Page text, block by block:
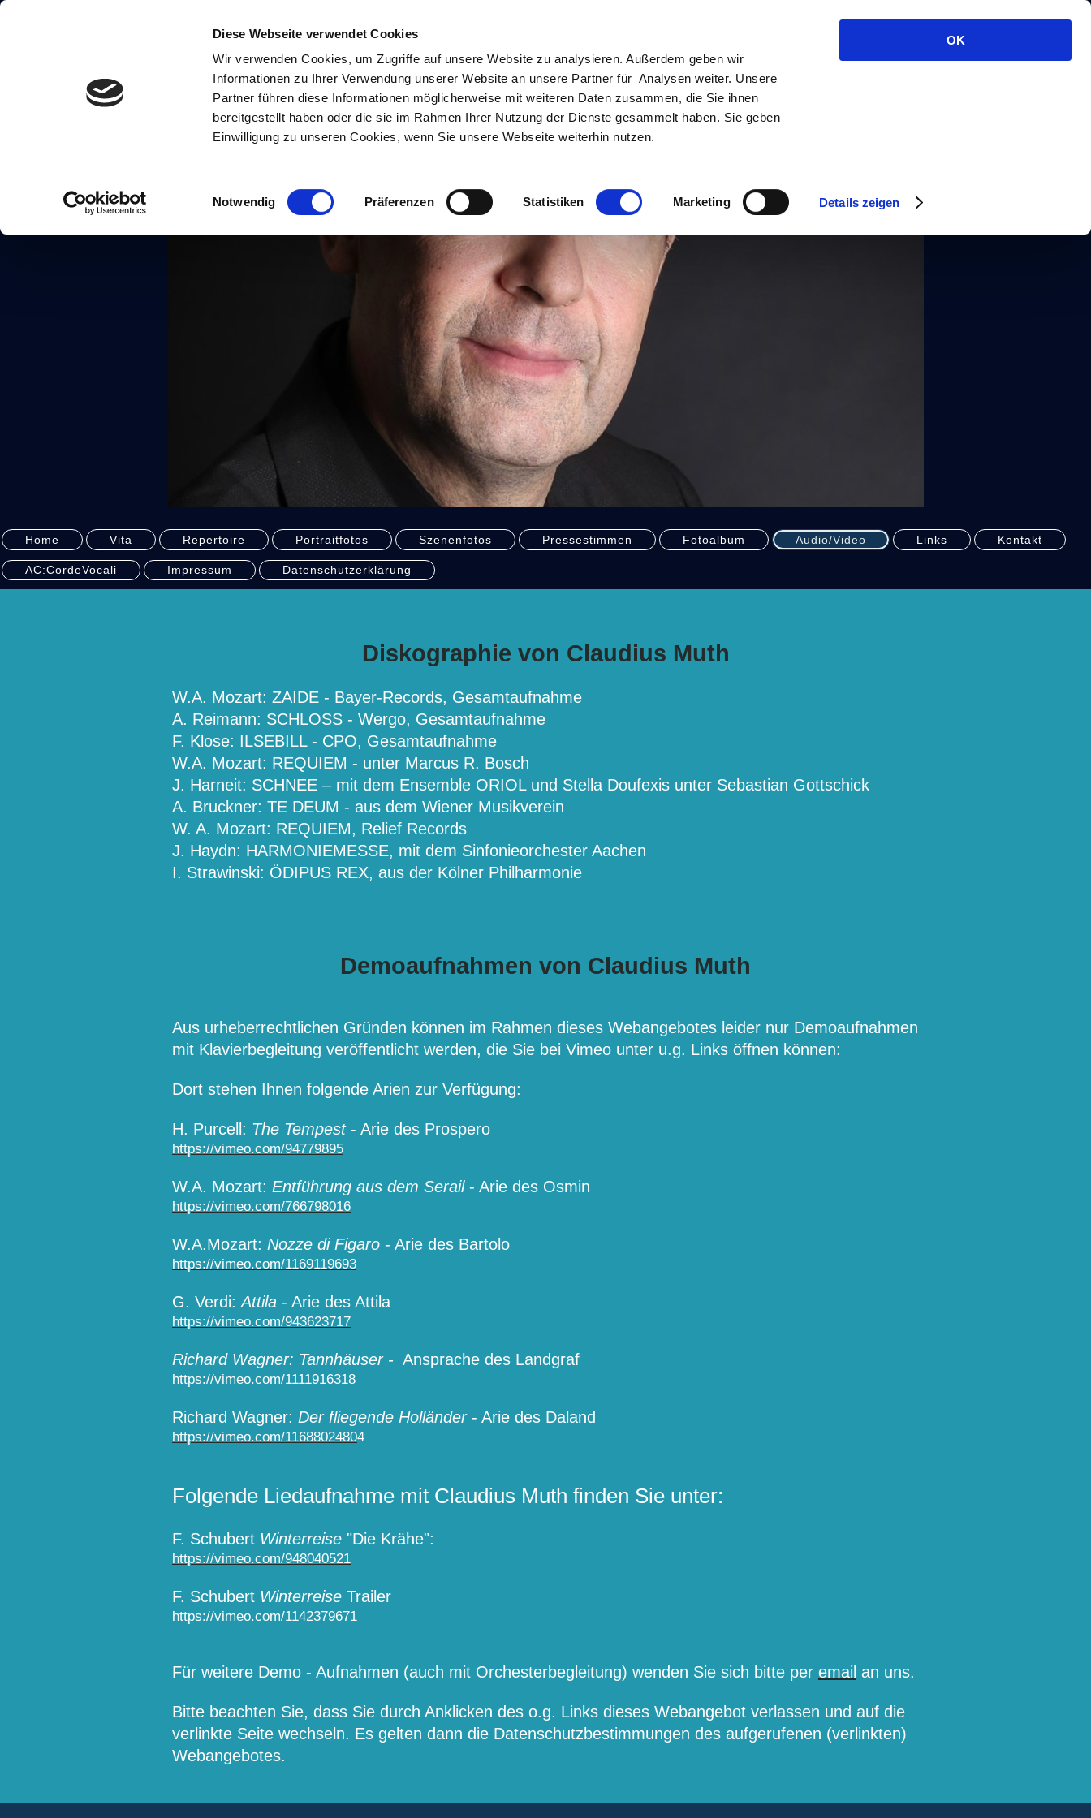
Diese Webseite verwendet Cookies
Wir verwenden Cookies, um Zugriffe auf unsere Website zu analysieren. Außerdem geben wir
Informationen zu Ihrer Verwendung unserer Website an unsere Partner für Analysen weiter. Unsere
Partner führen diese Informationen möglicherweise mit weiteren Daten zusammen, die Sie ihnen
bereitgestellt haben oder die sie im Rahmen Ihrer Nutzung der Dienste gesammelt haben. Sie geben
Einwilligung zu unseren Cookies, wenn Sie unsere Webseite weiterhin nutzen.
Einwilligungsauswahl
Notwendig Präferenzen Statistiken Marketing Details zeigen
OK
Home Vita Repertoire Portraitfotos Szenenfotos Pressestimmen Fotoalbum Audio/Video Links Kontakt
AC:CordeVocali Impressum Datenschutzerklärung
Diskographie von Claudius Muth
W.A. Mozart: ZAIDE - Bayer-Records, Gesamtaufnahme
A. Reimann: SCHLOSS - Wergo, Gesamtaufnahme
F. Klose: ILSEBILL - CPO, Gesamtaufnahme
W.A. Mozart: REQUIEM - unter Marcus R. Bosch
J. Harneit: SCHNEE – mit dem Ensemble ORIOL und Stella Doufexis unter Sebastian Gottschick
A. Bruckner: TE DEUM - aus dem Wiener Musikverein
W. A. Mozart: REQUIEM, Relief Records
J. Haydn: HARMONIEMESSE, mit dem Sinfonieorchester Aachen
I. Strawinski: ÖDIPUS REX, aus der Kölner Philharmonie
Demoaufnahmen von Claudius Muth
Aus urheberrechtlichen Gründen können im Rahmen dieses Webangebotes leider nur Demoaufnahmen
mit Klavierbegleitung veröffentlicht werden, die Sie bei Vimeo unter u.g. Links öffnen können:
Dort stehen Ihnen folgende Arien zur Verfügung:
H. Purcell: The Tempest- Arie des Prospero
https://vimeo.com/94779895
W.A. Mozart: Entführung aus dem Serail- Arie des Osmin
https://vimeo.com/766798016
W.A.Mozart: Nozze di Figaro - Arie des Bartolo
https://vimeo.com/1169119693
G. Verdi:Attila - Arie des Attila
https://vimeo.com/943623717
Richard Wagner: Tannhäuser - Ansprache des Landgraf
https://vimeo.com/1111916318
Richard Wagner: Der fliegende Holländer- Arie des Daland
https://vimeo.com/11688024804
Folgende Liedaufnahme mit Claudius Muth finden Sie unter:
F. Schubert Winterreise "Die Krähe":
https://vimeo.com/948040521
F. Schubert Winterreise Trailer
https://vimeo.com/1142379671
Für weitere Demo - Aufnahmen (auch mit Orchesterbegleitung) wenden Sie sich bitte per email an uns.
Bitte beachten Sie, dass Sie durch Anklicken des o.g. Links dieses Webangebot verlassen und auf die
verlinkte Seite wechseln. Es gelten dann die Datenschutzbestimmungen des aufgerufenen (verlinkten)
Webangebotes.